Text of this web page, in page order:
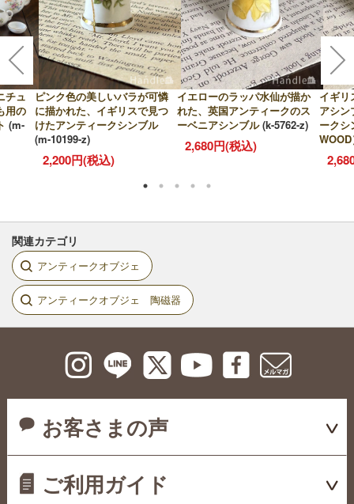
チュ
用の
(m-
ピンク色の美しいバラが可憐
に描かれた、イギリスで見つ
けたアンティークシンブル
(m-10199-z)
2,200円(税込)
イエローのラッパ水仙が描か
れた、英国アンティークのス
ーベニアシンブル (k-5762-z)
2,680円(税込)
イギリ
アシン
ークシ
関連カテゴリ
アンティークオブジェ
アンティークオブジェ 陶磁器
お客さまの声
ご利用ガイド